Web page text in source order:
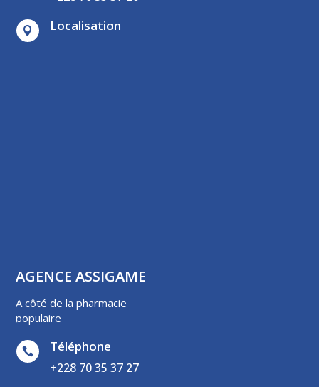
 Localisation
AGENCE ASSIGAME
A côté de la pharmacie
populaire
 Téléphone
+228 70 35 37 27